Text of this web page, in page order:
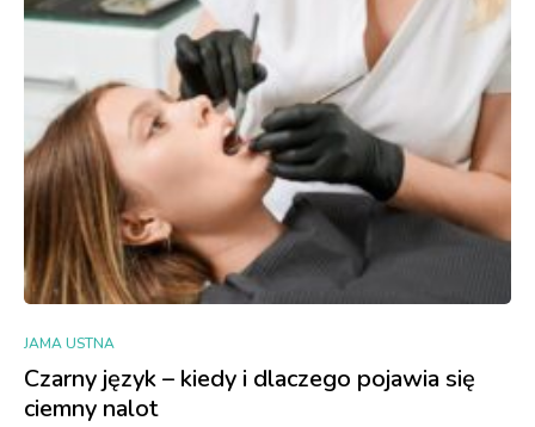
JAMA USTNA
Czarny język – kiedy i dlaczego pojawia się
ciemny nalot